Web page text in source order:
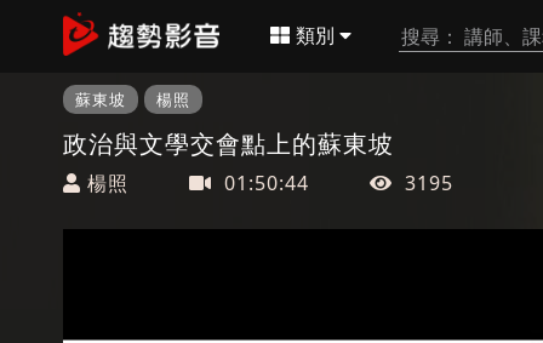
類別
蘇東坡 楊照
政治與文學交會點上的蘇東坡
楊照 01:50:44 3195